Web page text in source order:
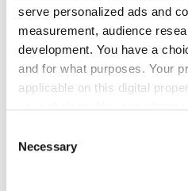
serve personalized ads and
measurement, audience
development. You have a
and for what purposes. Your
applicable on this digital
the Privacy trigger icon.
Selection
Necessary
Europalette. Nettopreise: Ab 8.058,82 Euro
Cargobox. Foto: © Humbaur
Adressieren die genannten
Nutzer, so gibt es auch einen
gewerbliche Lastenräder.
Ladefläche